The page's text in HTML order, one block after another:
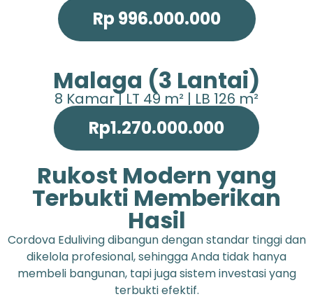
Rp 996.000.000
Malaga (3 Lantai)
8 Kamar | LT 49 m² | LB 126 m²
Rp1.270.000.000
Rukost Modern yang
Terbukti Memberikan
Hasil
Cordova Eduliving dibangun dengan standar tinggi dan
dikelola profesional, sehingga Anda tidak hanya
membeli bangunan, tapi juga sistem investasi yang
terbukti efektif.